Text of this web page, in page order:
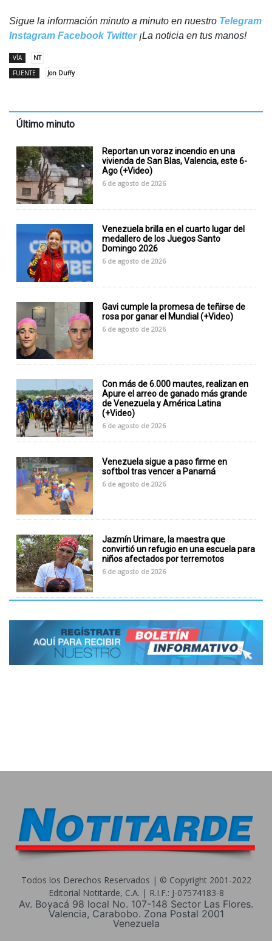
Sigue la información minuto a minuto en nuestro Telegram
Instagram Facebook Twitter¡La noticia en tus manos!
VÍA
NT
FUENTE
Jon Duffy
Último minuto
Reportan un voraz incendio en una
vivienda de San Blas, Valencia, este 6-
Ago (+Video)
6 de agosto de 2026
Venezuela brilla en el cuarto lugar del
medallero de los Juegos Santo
Domingo 2026
6 de agosto de 2026
Gavi cumple la promesa de teñirse de
rosa por ganar el Mundial (+Video)
6 de agosto de 2026
Con más de 6.000 mautes, realizan en
Apure el arreo de ganado más grande
de Venezuela y América Latina
(+Video)
6 de agosto de 2026
Venezuela sigue a paso firme en
softbol tras vencer a Panamá
6 de agosto de 2026
Jazmín Urimare, la maestra que
convirtió un refugio en una escuela para
niños afectados por terremotos
6 de agosto de 2026
Todos los Derechos Reservados | © Copyright 2001-2022
Editorial Notitarde, C.A. | R.I.F.: J-07574183-8
Av. Boyacá 98 local No. 107-148 Sector Las Flores.
Valencia, Carabobo. Zona Postal 2001
Venezuela